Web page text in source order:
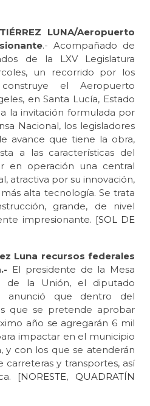
LUNA/Aeropuerto
.- Acompañado de
de la LXV Legislatura
un recorrido por los
el Aeropuerto
en Santa Lucía, Estado
la invitación formulada por
Nacional, los legisladores
avance que tiene la obra,
a las características del
en operación una central
atractiva por su innovación,
alta tecnología. Se trata
grande, de nivel
impresionante. [SOL DE
Luna recursos federales
El presidente de la Mesa
de la Unión, el diputado
anunció que dentro del
que se pretende aprobar
año se agregarán 6 mil
impactar en el municipio
y con los que se atenderán
y transportes, así
[NORESTE, QUADRATÍN